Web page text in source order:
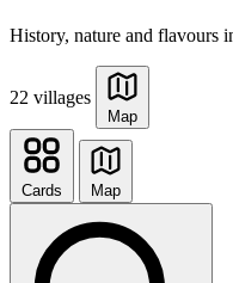
History, nature and flavours
22 villages
Map
Cards Map